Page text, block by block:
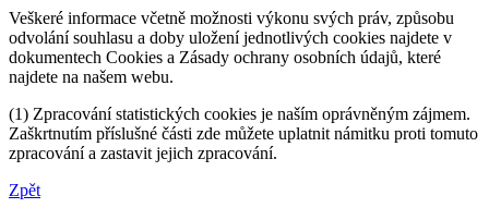
Veškeré informace včetně možnosti výkonu svých práv, způsobu
odvolání souhlasu a doby uložení jednotlivých cookies najdete v
dokumentech Cookies a Zásady ochrany osobních údajů, které
najdete na našem webu.
(1) Zpracování statistických cookies je naším oprávněným zájmem.
Zaškrtnutím příslušné části zde můžete uplatnit námitku proti tomuto
zpracování a zastavit jejich zpracování.
Zpět